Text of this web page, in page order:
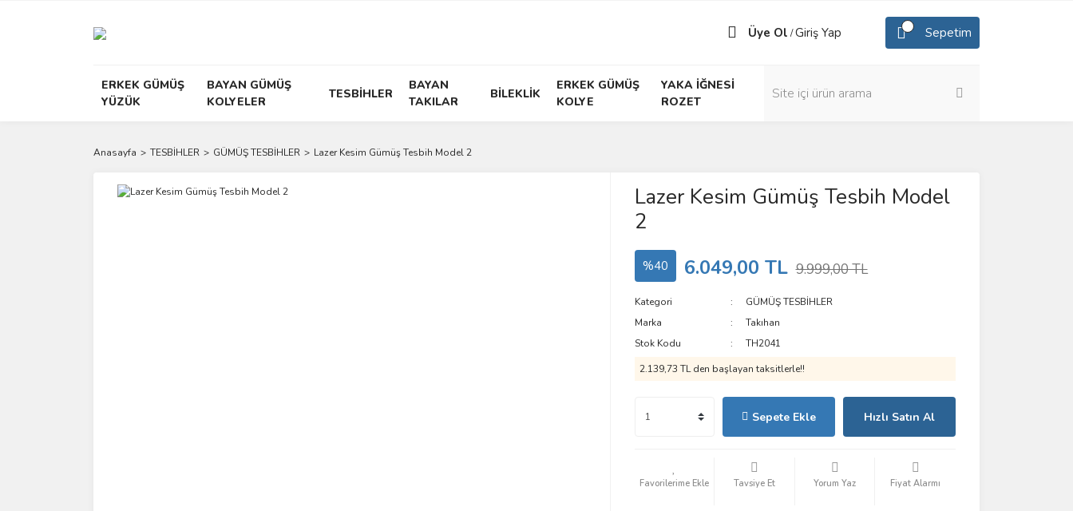
Üye Ol /Giriş Yap Sepetim
ERKEK GÜMÜŞ
YÜZÜK
BAYAN GÜMÜŞ
KOLYELER
TESBİHLER
BAYAN
TAKILAR
BİLEKLİK
ERKEK GÜMÜŞ
KOLYE
YAKA İĞNESİ
ROZET
Anasayfa TESBİHLER GÜMÜŞ TESBİHLER Lazer Kesim Gümüş Tesbih Model 2
Lazer Kesim Gümüş Tesbih Model
2
%40 6.049,00 TL 9.999,00 TL
Kategori
GÜMÜŞ TESBİHLER
Marka
Takıhan
Stok Kodu
TH2041
2.139,73 TL den başlayan taksitlerle!!
Sepete Ekle Hızlı Satın Al
Tavsiye Et Yorum Yaz Fiyat Alarmı